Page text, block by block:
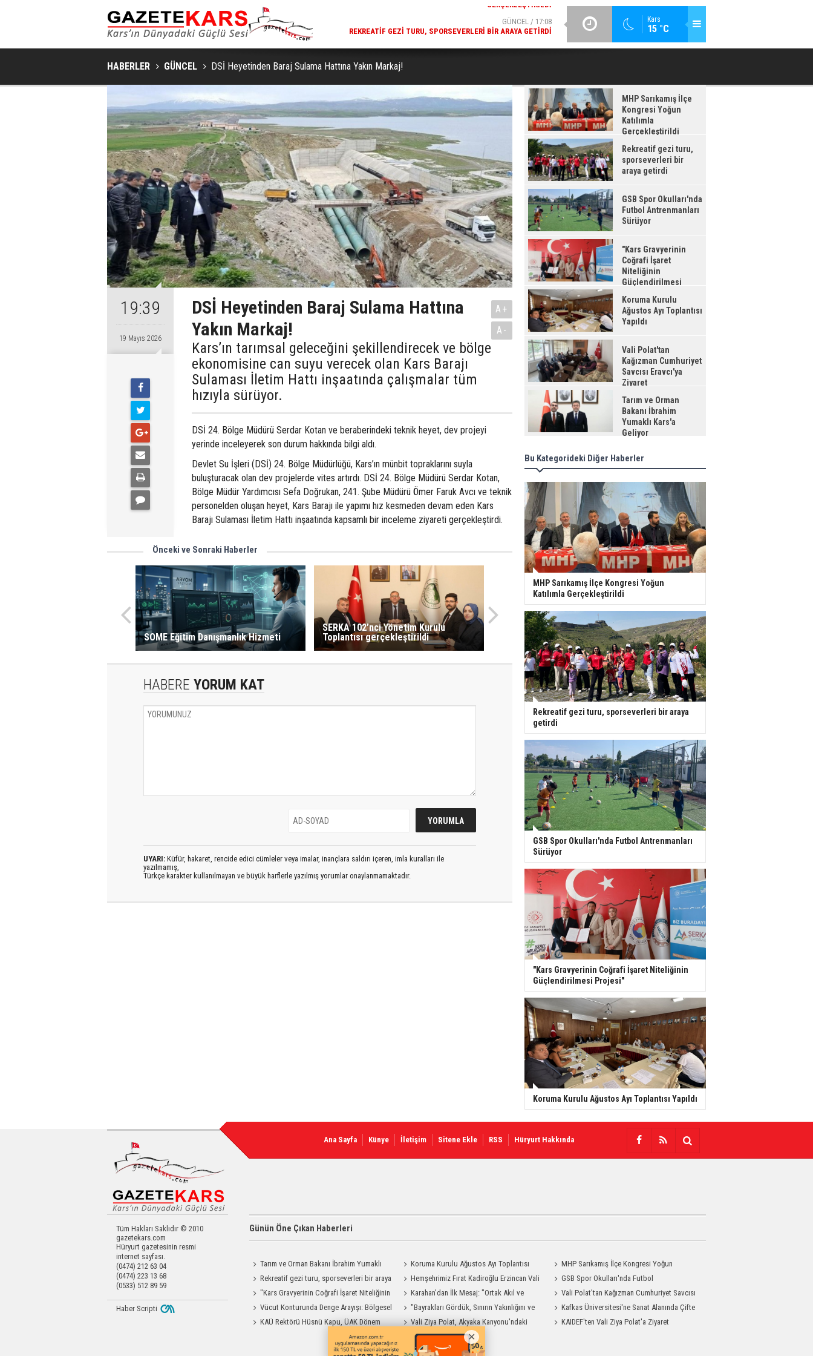
Kars
15 °C
MHP SARIKAMIŞ İLÇE KONGRESI YOĞUN KATILIMLA
GERÇEKLEŞTIRILDI
GÜNCEL / 17:08
REKREATIF GEZI TURU, SPORSEVERLERI BIR ARAYA GETIRDI
GSB SPOR OKULLARI'NDA FUTBOL ANTRENMANLARI SÜRÜYOR
HABERLER GÜNCEL DSİ Heyetinden Baraj Sulama Hattına Yakın Markaj!
19:39
19 Mayıs 2026
DSİ Heyetinden Baraj Sulama Hattına
Yakın Markaj!
Kars’ın tarımsal geleceğini şekillendirecek ve bölge
ekonomisine can suyu verecek olan Kars Barajı
Sulaması İletim Hattı inşaatında çalışmalar tüm
hızıyla sürüyor.
A+
A-
DSİ 24. Bölge Müdürü Serdar Kotan ve beraberindeki teknik heyet, dev projeyi
yerinde inceleyerek son durum hakkında bilgi aldı.
​Devlet Su İşleri (DSİ) 24. Bölge Müdürlüğü, Kars’ın münbit topraklarını suyla
buluşturacak olan dev projelerde vites artırdı. DSİ 24. Bölge Müdürü Serdar Kotan,
Bölge Müdür Yardımcısı Sefa Doğrukan, 241. Şube Müdürü Ömer Faruk Avcı ve teknik
personelden oluşan heyet, Kars Barajı ile yapımı hız kesmeden devam eden Kars
Barajı Sulaması İletim Hattı inşaatında kapsamlı bir inceleme ziyareti gerçekleştirdi.
Önceki ve Sonraki Haberler
SOME Eğitim Danışmanlık Hizmeti
SERKA 102’nci Yönetim Kurulu
Toplantısı gerçekleştirildi
HABERE YORUM KAT
UYARI: Küfür, hakaret, rencide edici cümleler veya imalar, inançlara saldırı içeren, imla kuralları ile
yazılmamış,
Türkçe karakter kullanılmayan ve büyük harflerle yazılmış yorumlar onaylanmamaktadır.
MHP Sarıkamış İlçe
Kongresi Yoğun
Katılımla
Gerçekleştirildi
Rekreatif gezi turu,
sporseverleri bir
araya getirdi
GSB Spor Okulları'nda
Futbol Antrenmanları
Sürüyor
"Kars Gravyerinin
Coğrafi İşaret
Niteliğinin
Güçlendirilmesi
Projesi"
Koruma Kurulu
Ağustos Ayı Toplantısı
Yapıldı
Vali Polat'tan
Kağızman Cumhuriyet
Savcısı Eravcı'ya
Ziyaret
Tarım ve Orman
Bakanı İbrahim
Yumaklı Kars'a
Geliyor
Bu Kategorideki Diğer Haberler
MHP Sarıkamış İlçe Kongresi Yoğun
Katılımla Gerçekleştirildi
Rekreatif gezi turu, sporseverleri bir araya
getirdi
GSB Spor Okulları'nda Futbol Antrenmanları
Sürüyor
"Kars Gravyerinin Coğrafi İşaret Niteliğinin
Güçlendirilmesi Projesi"
Koruma Kurulu Ağustos Ayı Toplantısı Yapıldı
Ana Sayfa Künye İletişim Sitene Ekle RSS Hüryurt Hakkında
Tüm Hakları Saklıdır © 2010
gazetekars.com
Hüryurt gazetesinin resmi
internet sayfası.
(0474) 212 63 04
(0474) 223 13 68
(0533) 512 89 59
Günün Öne Çıkan Haberleri
Tarım ve Orman Bakanı İbrahim Yumaklı
Kars'a Geliyor
Koruma Kurulu Ağustos Ayı Toplantısı
Yapıldı
MHP Sarıkamış İlçe Kongresi Yoğun
Katılımla Gerçekleştirildi
Rekreatif gezi turu, sporseverleri bir araya
getirdi
Hemşehrimiz Fırat Kadiroğlu Erzincan Vali
Yardımcılığına Atandı
GSB Spor Okulları'nda Futbol
Antrenmanları Sürüyor
"Kars Gravyerinin Coğrafi İşaret Niteliğinin
Güçlendirilmesi Projesi"
Karahan'dan İlk Mesaj: "Ortak Akıl ve
Dayanışmayla Çalışacağız"
Vali Polat'tan Kağızman Cumhuriyet Savcısı
Eravcı'ya Ziyaret
Vücut Konturunda Denge Arayışı: Bölgesel
Yağ Alma Sürecinin Tüm Aşamaları
"Bayrakları Gördük, Sınırın Yakınlığını ve
Uzaklığını Aynı Anda Hissettik"
Kafkas Üniversitesi'ne Sanat Alanında Çifte
Gurur
KAÜ Rektörü Hüsnü Kapu, ÜAK Dönem
Vali Ziya Polat, Akyaka Kanyonu'ndaki
Rafting Heyecanına Katıldı
KAIDEF'ten Vali Ziya Polat'a Ziyaret
Haber Scripti